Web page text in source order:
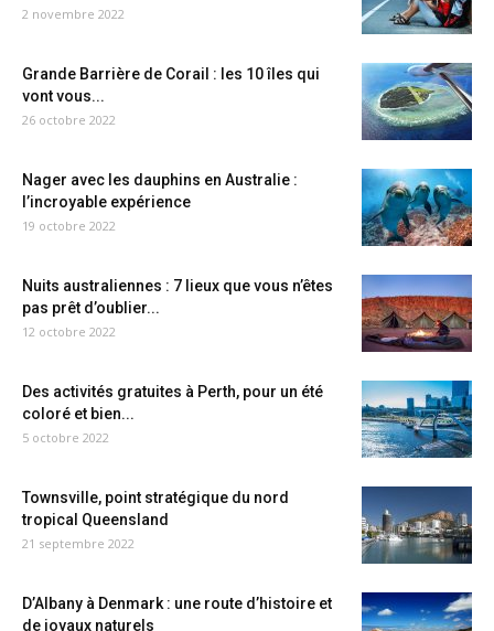
2 novembre 2022
Grande Barrière de Corail : les 10 îles qui
vont vous...
26 octobre 2022
Nager avec les dauphins en Australie :
l’incroyable expérience
19 octobre 2022
Nuits australiennes : 7 lieux que vous n’êtes
pas prêt d’oublier...
12 octobre 2022
Des activités gratuites à Perth, pour un été
coloré et bien...
5 octobre 2022
Townsville, point stratégique du nord
tropical Queensland
21 septembre 2022
D’Albany à Denmark : une route d’histoire et
de joyaux naturels